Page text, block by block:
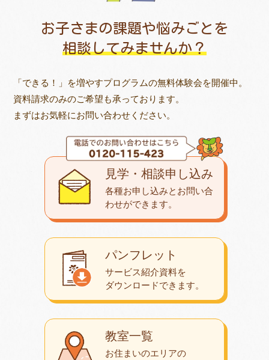
お子さまの課題や悩みごとを
相談してみませんか？
「できる！」を増やすプログラムの無料体験会を開催中。
資料請求のみのご希望も承っております。
まずはお気軽にお問い合わせください。
教室一覧
お住まいのエリアの
パンフレット
サービス紹介資料を
ダウンロードできます。
見学・相談申し込み
各種お申し込みとお問い合
わせができます。